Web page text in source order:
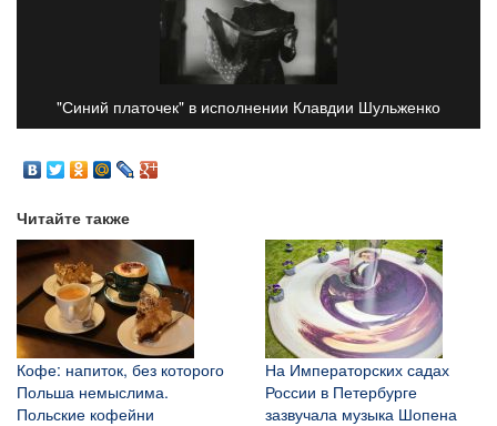
"Синий платочек" в исполнении Клавдии Шульженко
Читайте также
Кофе: напиток, без которого
Польша немыслима.
Польские кофейни
На Императорских садах
России в Петербурге
зазвучала музыка Шопена